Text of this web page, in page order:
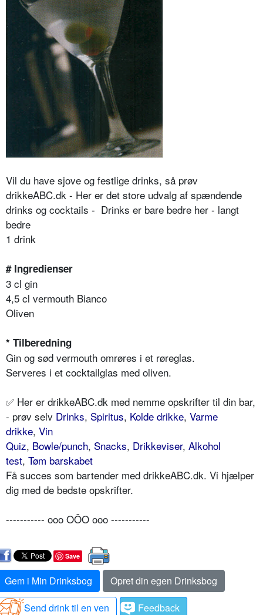
Vil du have sjove og festlige drinks, så prøv
drikkeABC.dk - Her er det store udvalg af spændende
drinks og cocktails - Drinks er bare bedre her - langt
bedre
1 drink
# Ingredienser
3 cl gin
4,5 cl vermouth Bianco
Oliven
* Tilberedning
Gin og sød vermouth omrøres i et røreglas.
Serveres i et cocktailglas med oliven.
✅ Her er drikkeABC.dk med nemme opskrifter til din bar,
- prøv selv Drinks, Spiritus, Kolde drikke, Varme
drikke, Vin
Quiz, Bowle/punch, Snacks, Drikkeviser, Alkohol
test, Tøm barskabet
Få succes som bartender med drikkeABC.dk. Vi hjælper
dig med de bedste opskrifter.
----------- ooo OÔO ooo -----------
Save
Gem i Min Drinksbog
Opret din egen Drinksbog
Send drink til en ven
Feedback